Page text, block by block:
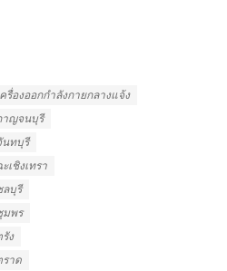
ครื่องออกกำลังกายกลางแจ้ง
าญจนบุรี
นทบุรี
เชิงเทรา
ลบุรี
มพร
ง
ราด